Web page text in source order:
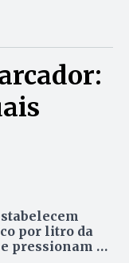
por litro da
pressionam o